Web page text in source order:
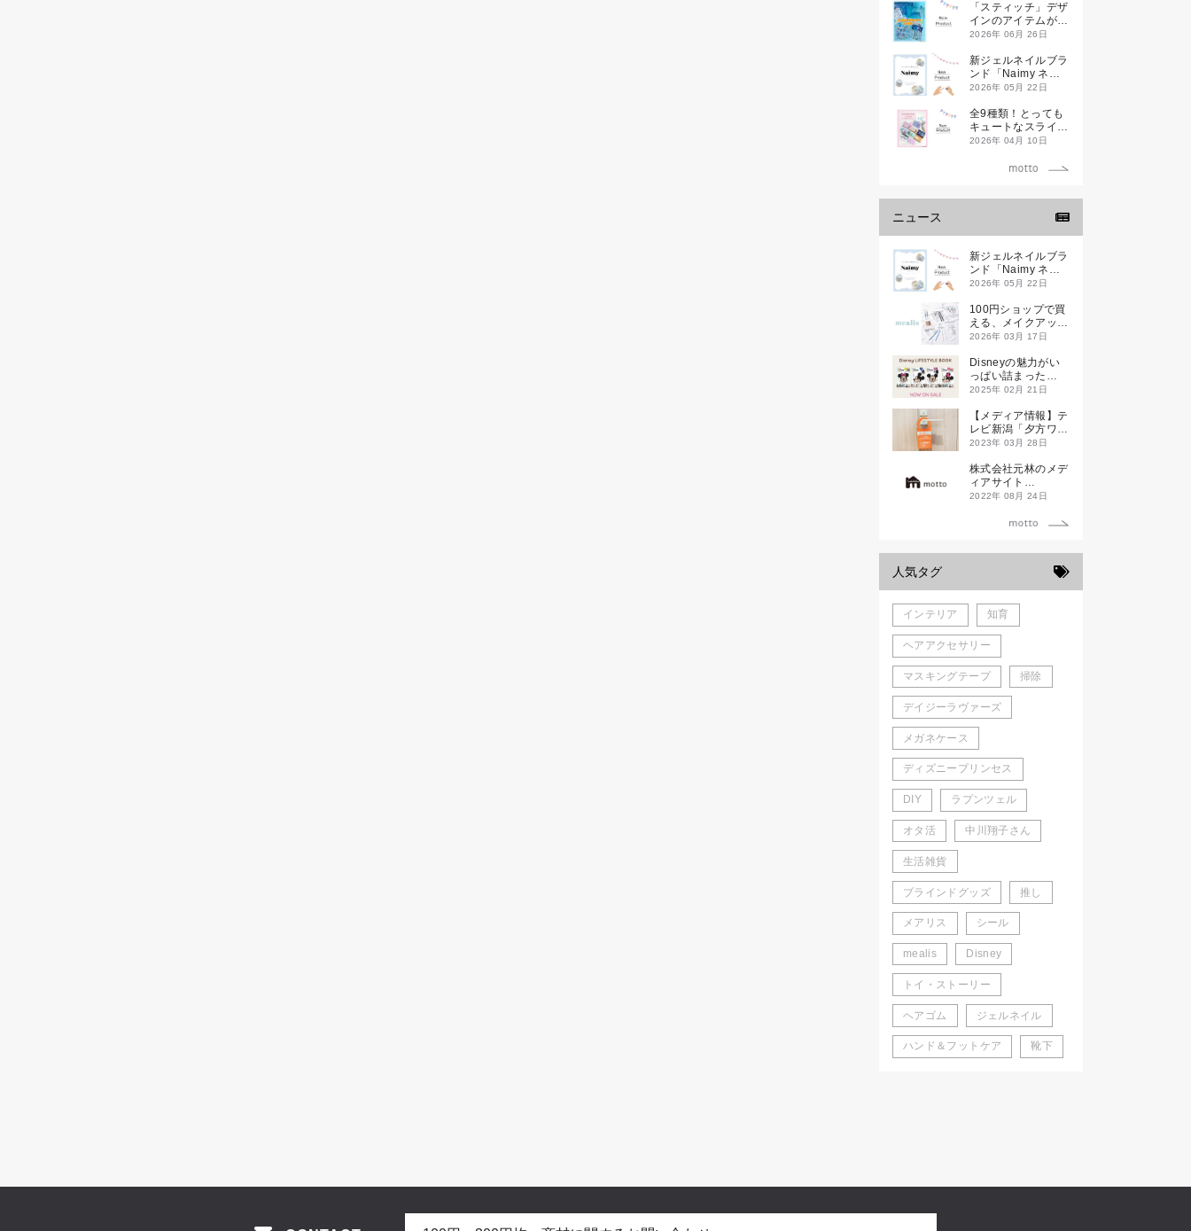
「スティッチ」デザ
インのアイテムが新
登場です
2026年 06月 26日
新ジェルネイルブラ
ンド「Naimy ネイ
ミィ」が誕生します
2026年 05月 22日
全9種類！とっても
キュートなスライダ
ーケースが新登場し
2026年 04月 10日
ニュース
新ジェルネイルブラ
ンド「Naimy ネイ
ミィ」が誕生します
2026年 05月 22日
100円ショップで買
える、メイクアップ
ブランド
ス）」誕生。
2026年 03月 17日
Disneyの魅力がい
っぱい詰まった
『Disney
』が2月21日(金)に
新発売！
2025年 02月 21日
【メディア情報】テ
レビ新潟「夕方ワイ
ド新潟一番」
2023年 03月 28日
株式会社元林のメデ
ィアサイト
「motto」がローン
2022年 08月 24日
人気タグ
インテリア 知育
ヘアアクセサリー
マスキングテープ 掃除
デイジーラヴァーズ
メガネケース
ディズニープリンセス
DIY ラプンツェル
オタ活 中川翔子さん
生活雑貨
ブラインドグッズ 推し
メアリス シール
mealis Disney
トイ・ストーリー
ヘアゴム ジェルネイル
ハンド＆フットケア 靴下